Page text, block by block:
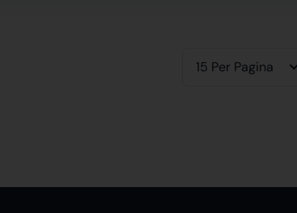
15 Per Pagina